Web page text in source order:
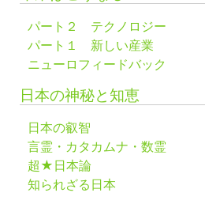
パート２ テクノロジー
パート１ 新しい産業
ニューロフィードバック
日本の神秘と知恵
日本の叡智
言霊・カタカムナ・数霊
超★日本論
知られざる日本